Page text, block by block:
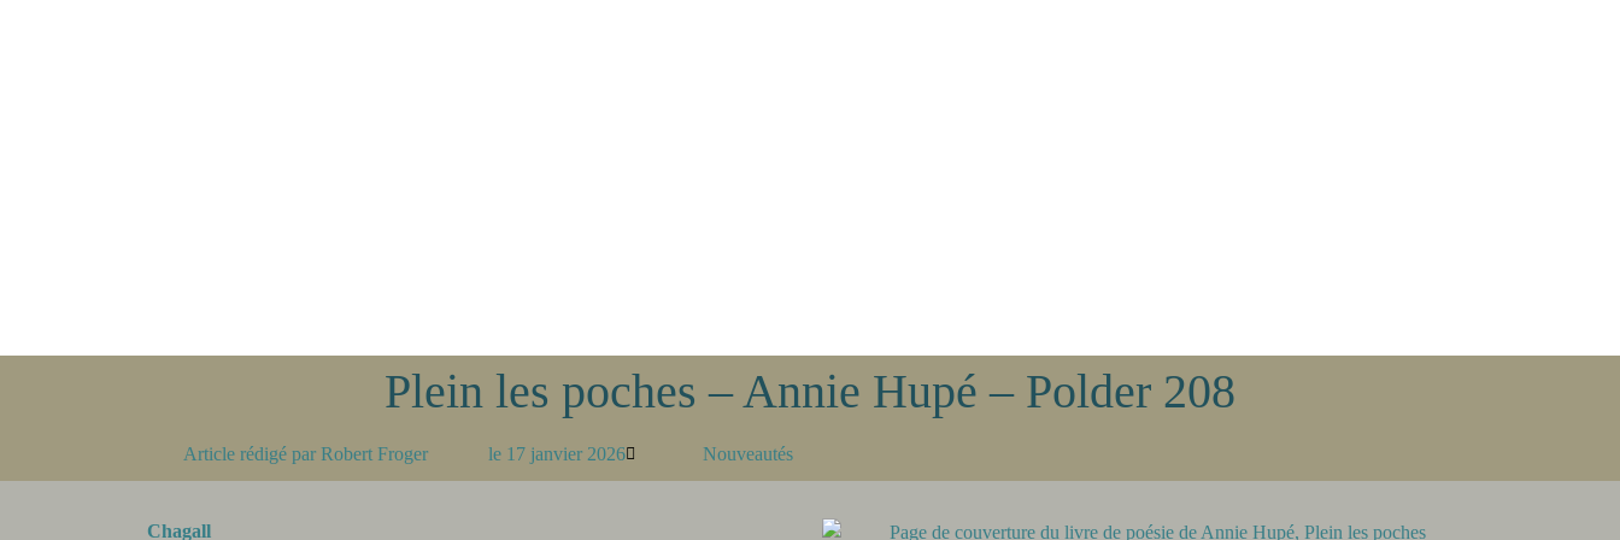
Plein les poches – Annie Hupé – Polder 208
Article rédigé par Robert Froger le 17 janvier 2026 Nouveautés
Chagall